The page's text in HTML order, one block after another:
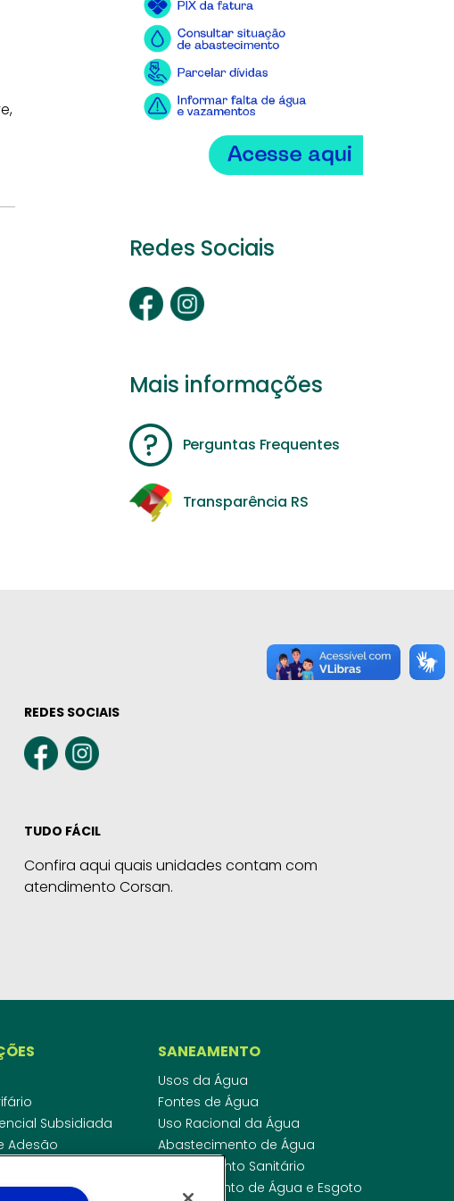
Redes Sociais
Mais informações
Perguntas Frequentes
Transparência RS
REDES SOCIAIS
TUDO FÁCIL
Confira aqui quais unidades contam com
atendimento Corsan.
Subsidiada
Adesão
SANEAMENTO
Usos da Água
Fontes de Água
Uso Racional da Água
Abastecimento de Água
Esgotamento Sanitário
Regulamento de Água e Esgoto